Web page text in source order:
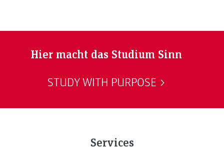
Hier macht das Studium Sinn
STUDY WITH PURPOSE
Services